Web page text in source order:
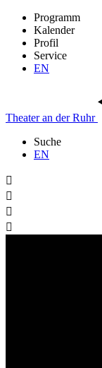
Programm
Kalender
Profil
Service
EN
Theateran derRuhr
Suche
EN



